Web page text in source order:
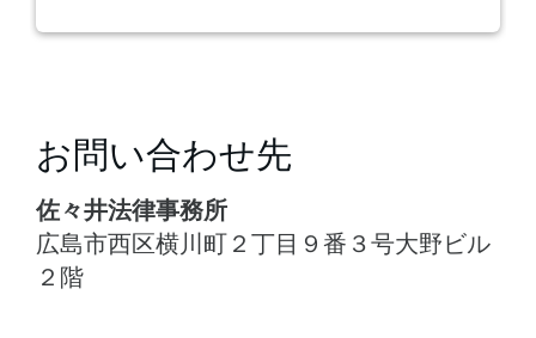
お問い合わせ先
佐々井法律事務所
広島市西区横川町２丁目９番３号大野ビル
２階